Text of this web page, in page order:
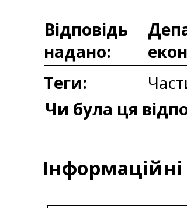
Відповідь
надано:
Теги:
Чи була ця